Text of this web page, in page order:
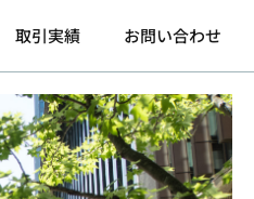
取引実績 お問い合わせ